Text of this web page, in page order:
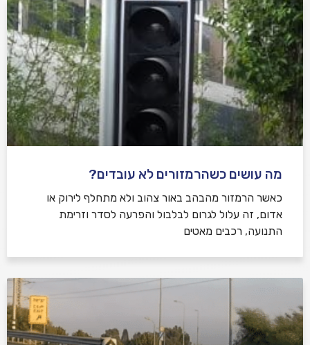
מה עושים כשהרמזורים לא עובדים?
כאשר הרמזור מהבהב באור צהוב ולא מתחלף לירוק או
אדום, זה עלול לגרום לבלבול והפרעה לסדר וזרימת
התנועה, רכבים מאטים